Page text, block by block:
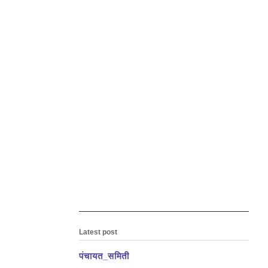
Latest post
पंचायत_समिती